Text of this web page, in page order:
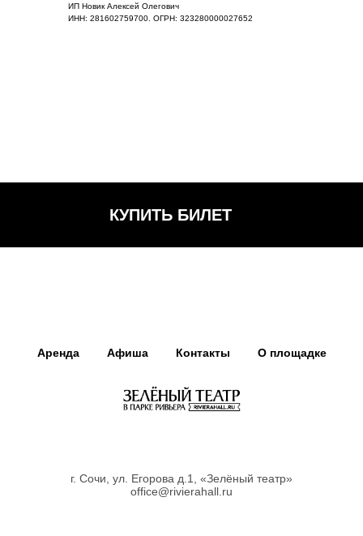
ИП Новик Алексей Олегович
ИНН: 281602759700. ОГРН: 323280000027652
КУПИТЬ БИЛЕТ
Аренда Афиша Контакты О площадке
г. Сочи, ул. Егорова д.1, «Зелёный театр»
office@rivierahall.ru